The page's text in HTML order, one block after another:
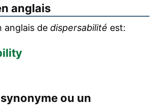
anglais
anglais de dispersabilité est:
ou un